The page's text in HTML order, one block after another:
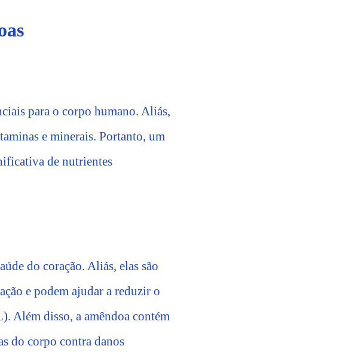
para o corpo humano. Aliás,
e minerais. Portanto, um
de nutrientes
do coração. Aliás, elas são
e podem ajudar a reduzir o
Além disso, a amêndoa contém
do corpo contra danos